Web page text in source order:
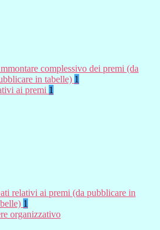
complessivo dei premi (da
in tabelle) 1
ai premi 1
relativi ai premi (da pubblicare in
1
organizzativo